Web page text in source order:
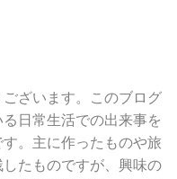
ざいます。このブログ
日常生活での出来事を
。主に作ったものや旅
たものですが、興味の